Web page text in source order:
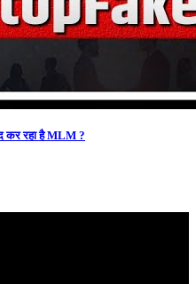
कर रहा है MLM ?